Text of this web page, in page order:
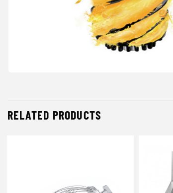
RELATED PRODUCTS